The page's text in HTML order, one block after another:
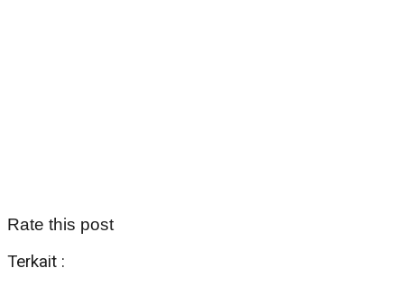
Rate this post
Terkait :